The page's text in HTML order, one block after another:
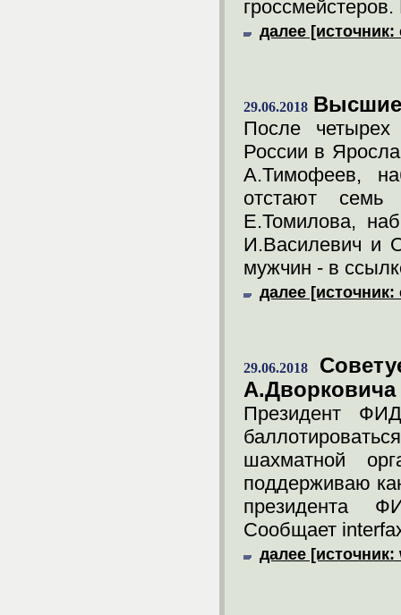
далее
29.06.2018 Высшие
После
России в
А.Тимофеев,
отстают семь
Е.Томилова,
И.Василевич и
мужчин - в
далее
29.06.2018
А.Дворковича
Президент
шахматной
поддерживаю
президента
Сообщает
далее